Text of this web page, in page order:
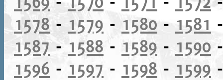
1578- 1579 - 1580 - 1581
1587-1588 - 1589 - 1590
1596 - 1597 - 1598 - 1599